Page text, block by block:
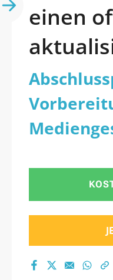
einen
Digital